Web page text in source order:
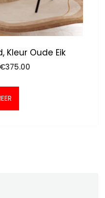
Kleur Oude Eik
Oorspronkelijke
€375.00